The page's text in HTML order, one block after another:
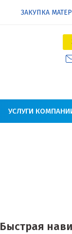
ЗАКУПКА
УСЛУГИ
Быстрая